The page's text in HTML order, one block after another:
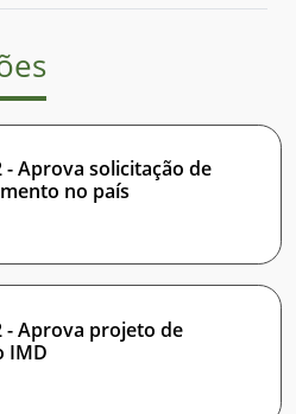
- Aprova solicitação de
no país
- Aprova projeto de
IMD